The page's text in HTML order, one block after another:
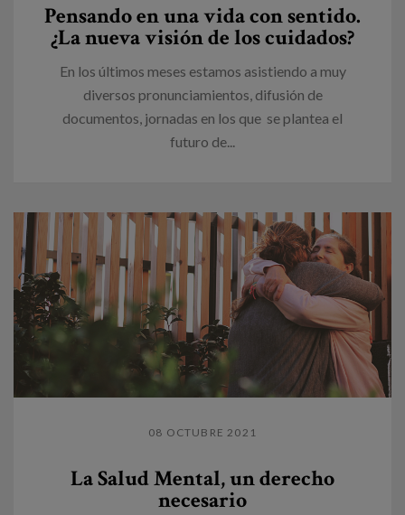
Pensando en una vida con sentido.
¿La nueva visión de los cuidados?
En los últimos meses estamos asistiendo a muy
diversos pronunciamientos, difusión de
documentos, jornadas en los que se plantea el
futuro de...
08 OCTUBRE 2021
La Salud Mental, un derecho
necesario